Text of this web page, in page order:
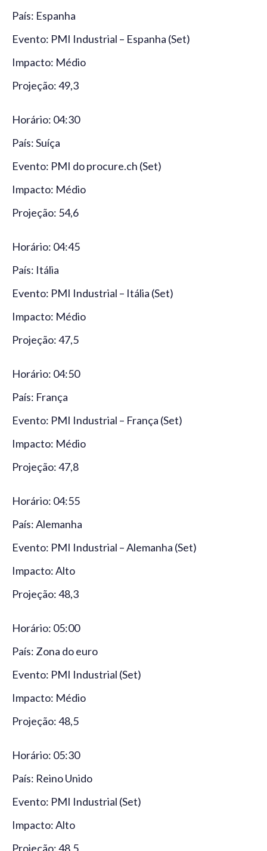
País: Espanha
Evento: PMI Industrial – Espanha (Set)
Impacto: Médio
Projeção: 49,3
Horário: 04:30
País: Suíça
Evento: PMI do procure.ch (Set)
Impacto: Médio
Projeção: 54,6
Horário: 04:45
País: Itália
Evento: PMI Industrial – Itália (Set)
Impacto: Médio
Projeção: 47,5
Horário: 04:50
País: França
Evento: PMI Industrial – França (Set)
Impacto: Médio
Projeção: 47,8
Horário: 04:55
País: Alemanha
Evento: PMI Industrial – Alemanha (Set)
Impacto: Alto
Projeção: 48,3
Horário: 05:00
País: Zona do euro
Evento: PMI Industrial (Set)
Impacto: Médio
Projeção: 48,5
Horário: 05:30
País: Reino Unido
Evento: PMI Industrial (Set)
Impacto: Alto
Projeção: 48,5